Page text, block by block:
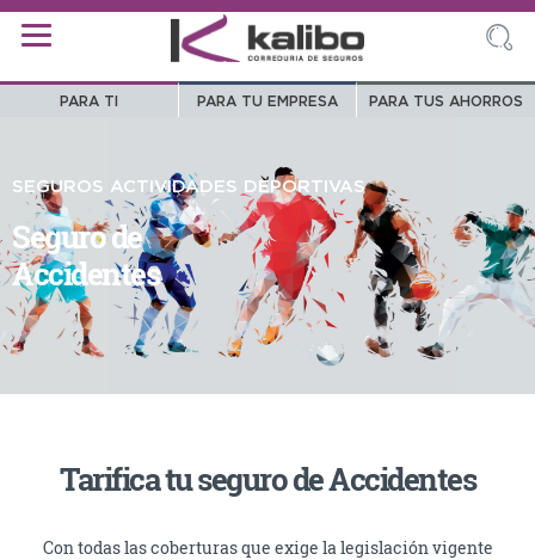
PARA TI PARA TU EMPRESA PARA TUS AHORROS
SEGUROS ACTIVIDADES DEPORTIVAS
Seguro de
Accidentes
Tarifica tu seguro de Accidentes
Con todas las coberturas que exige la legislación vigente